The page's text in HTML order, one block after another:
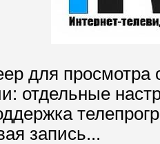
для просмотра
отдельные
запись...